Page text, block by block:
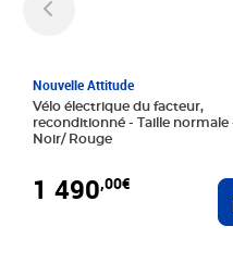
Nouvelle Attitude
Vélo électrique du facteur,
reconditionné - Taille normale -
Noir/ Rouge
1 490,00€